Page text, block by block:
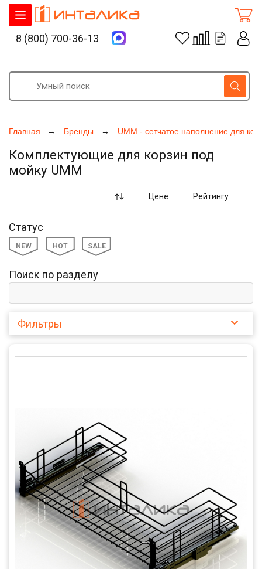
Главная Бренды UMM - сетчатое наполнение для
Комплектующие для корзин под
мойку UMM
Цене Рейтингу
Статус
NEW HOT SALE
Поиск по разделу
Фильтры
8 (800) 700-36-13